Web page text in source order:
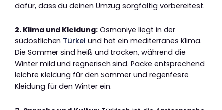
dafür, dass du deinen Umzug sorgfältig vorbereitest.
2. Klima und Kleidung: Osmaniye liegt in der
südöstlichen Türkei und hat ein mediterranes Klima.
Die Sommer sind heiß und trocken, während die
Winter mild und regnerisch sind. Packe entsprechend
leichte Kleidung für den Sommer und regenfeste
Kleidung für den Winter ein.